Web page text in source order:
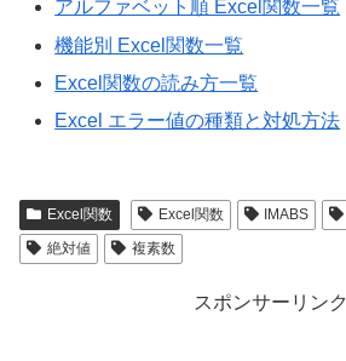
アルファベット順 Excel関数一覧
機能別 Excel関数一覧
Excel関数の読み方一覧
Excel エラー値の種類と対処方法
Excel関数 Excel関数 IMABS
絶対値
複素数
スポンサーリンク